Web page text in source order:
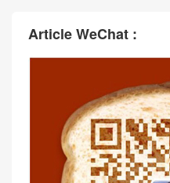
愛馬仕空姐包圖片大全Herme
愛馬仕康康哪個顏色保值 Her
mès Constance 18 Epsom Gi
rls Mouette 海鸥灰